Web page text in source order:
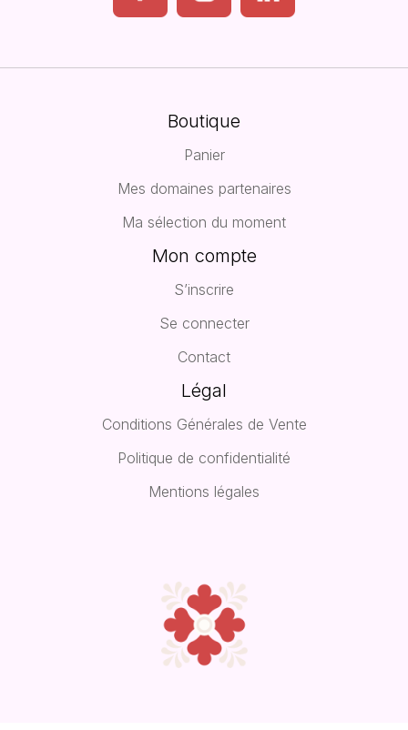
Boutique
Panier
Mes domaines partenaires
Ma sélection du moment
Mon compte
S’inscrire
Se connecter
Contact
Légal
Conditions Générales de Vente
Politique de confidentialité
Mentions légales